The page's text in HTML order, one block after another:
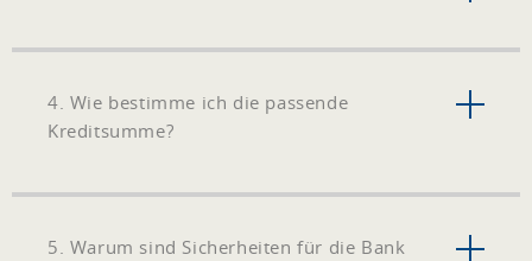
4. Wie bestimme ich die passende
Kreditsumme?
5. Warum sind Sicherheiten für die Bank